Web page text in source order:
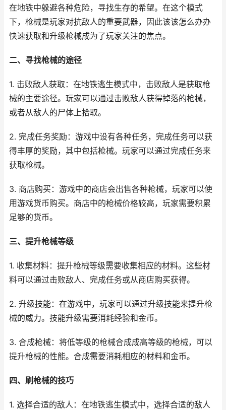
在地铁中躲避各种危险，寻找生存的希望。在这个模式
下，枪械是玩家对抗敌人的重要武器，因此该该怎么办办
快速获取和升级枪械成为了玩家关注的焦点。
二、寻找枪械的途径
1. 击败敌人获取：在地铁逃生模式中，击败敌人是获取枪
械的主要途径。玩家可以通过击败敌人获得掉落的枪械，
或者从敌人的尸体上拾取。
2. 完成任务奖励：游戏中设有各种任务，完成任务可以获
得丰厚的奖励，其中包括枪械。玩家可以通过完成任务来
获取枪械。
3. 商店购买：游戏中的商店会出售各种枪械，玩家可以使
用游戏货币购买。商店中的枪械价格较高，玩家需要积累
足够的货币。
三、提升枪械等级
1. 收集材料：提升枪械等级需要收集相应的材料。这些材
料可以通过击败敌人、完成任务或从商店购买获得。
2. 升级技能：在游戏中，玩家可以通过升级技能来提升枪
械的威力。技能升级需要消耗经验和金币。
3. 合成枪械：将低等级的枪械合成成高等级的枪械，可以
提升枪械的性能。合成需要消耗相应的材料和金币。
四、刷枪械的技巧
1. 选择合适的敌人：在地铁逃生模式中，选择合适的敌人